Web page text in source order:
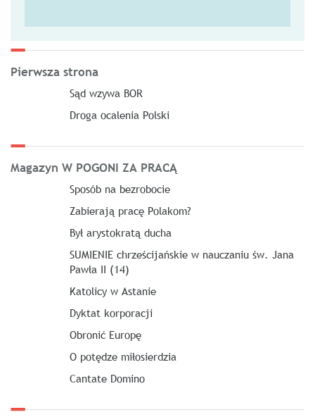
Pierwsza strona
Sąd wzywa BOR
Droga ocalenia Polski
Magazyn W POGONI ZA PRACĄ
Sposób na bezrobocie
Zabierają pracę Polakom?
Był arystokratą ducha
SUMIENIE chrześcijańskie w nauczaniu św. Jana
Pawła II (14)
Katolicy w Astanie
Dyktat korporacji
Obronić Europę
O potędze miłosierdzia
Cantate Domino